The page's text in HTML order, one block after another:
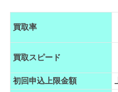
買取率
買取スピード
初回申込上限金額